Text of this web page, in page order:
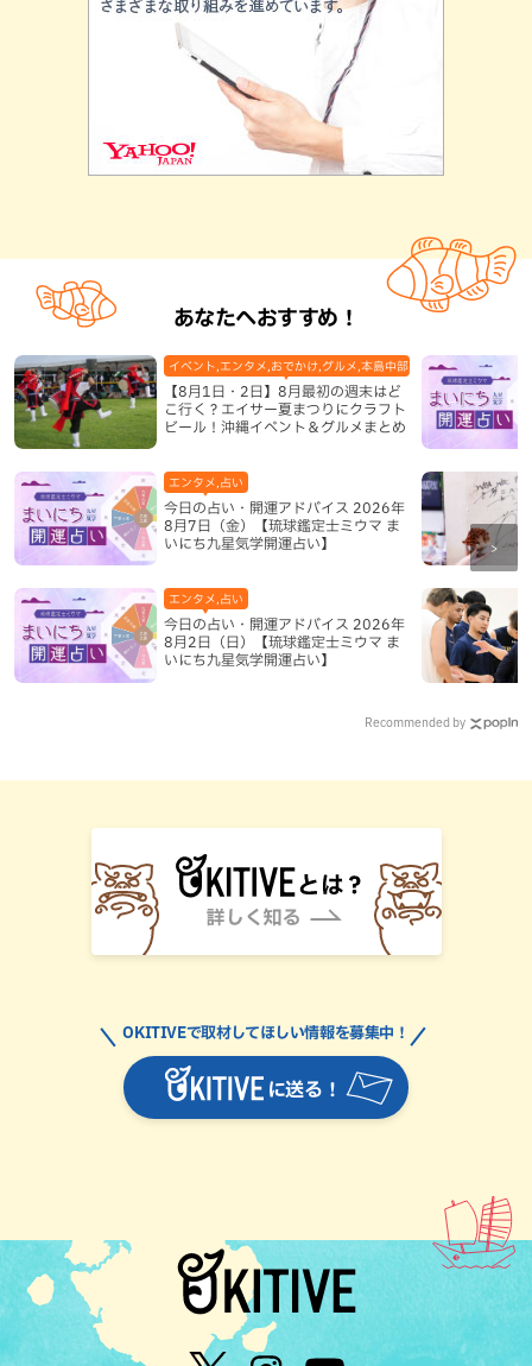
あなたへおすすめ！
【8月1日・2日】8月最初の週末はど
こ行く？エイサー夏まつりにクラフト
ビール！沖縄イベント＆グルメまとめ
イベント,エンタメ,おでかけ,グルメ,本島中部,本島北部,本島南部
今日の占い・開運アドバイス 2026年
8月7日（金）【琉球鑑定士ミウマ ま
いにち九星気学開運占い】
エンタメ,占い
今日の占い・開運アドバイス 2026年
8月2日（日）【琉球鑑定士ミウマ ま
いにち九星気学開運占い】
エンタメ,占い
Recommended by
に送る！
OKITIVEで取材してほしい情報を募集中！